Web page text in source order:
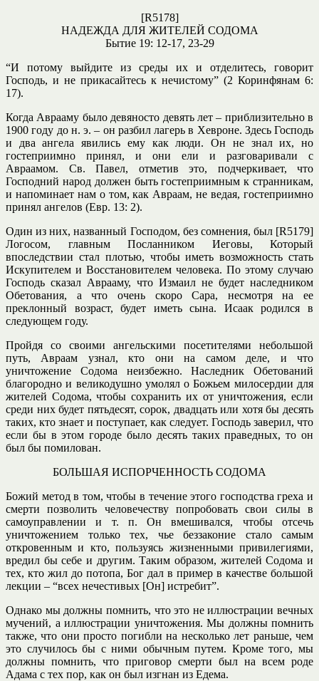
[R5178]
НАДЕЖДА ДЛЯ ЖИТЕЛЕЙ СОДОМА
Бытие 19: 12-17, 23-29
“И потому выйдите из среды их и отделитесь, говорит
Господь, и не прикасайтесь к нечистому” (2 Коринфянам 6:
17).
Когда Аврааму было девяносто девять лет – приблизительно в
1900 году до н. э. – он разбил лагерь в Хевроне. Здесь Господь
и два ангела явились ему как люди. Он не знал их, но
гостеприимно принял, и они ели и разговаривали с
Авраамом. Св. Павел, отметив это, подчеркивает, что
Господний народ должен быть гостеприимным к странникам,
и напоминает нам о том, как Авраам, не ведая, гостеприимно
принял ангелов (Евр. 13: 2).
Один из них, названный Господом, без сомнения, был [R5179]
Логосом, главным Посланником Иеговы, Который
впоследствии стал плотью, чтобы иметь возможность стать
Искупителем и Восстановителем человека. По этому случаю
Господь сказал Аврааму, что Измаил не будет наследником
Обетования, а что очень скоро Сара, несмотря на ее
преклонный возраст, будет иметь сына. Исаак родился в
следующем году.
Пройдя со своими ангельскими посетителями небольшой
путь, Авраам узнал, кто они на самом деле, и что
уничтожение Содома неизбежно. Наследник Обетований
благородно и великодушно умолял о Божьем милосердии для
жителей Содома, чтобы сохранить их от уничтожения, если
среди них будет пятьдесят, сорок, двадцать или хотя бы десять
таких, кто знает и поступает, как следует. Господь заверил, что
если бы в этом городе было десять таких праведных, то он
был бы помилован.
БОЛЬШАЯ ИСПОРЧЕННОСТЬ СОДОМА
Божий метод в том, чтобы в течение этого господства греха и
смерти позволить человечеству попробовать свои силы в
самоуправлении и т. п. Он вмешивался, чтобы отсечь
уничтожением только тех, чье беззаконие стало самым
откровенным и кто, пользуясь жизненными привилегиями,
вредил бы себе и другим. Таким образом, жителей Содома и
тех, кто жил до потопа, Бог дал в пример в качестве большой
лекции – “всех нечестивых [Он] истребит”.
Однако мы должны помнить, что это не иллюстрации вечных
мучений, а иллюстрации уничтожения. Мы должны помнить
также, что они просто погибли на несколько лет раньше, чем
это случилось бы с ними обычным путем. Кроме того, мы
должны помнить, что приговор смерти был на всем роде
Адама с тех пор, как он был изгнан из Едема.